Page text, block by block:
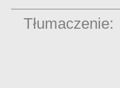
Tłumaczenie: